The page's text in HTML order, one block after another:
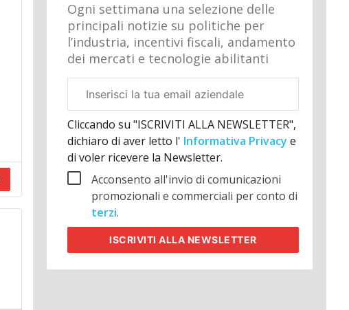
Ogni settimana una selezione delle
principali notizie su politiche per
l’industria, incentivi fiscali, andamento
dei mercati e tecnologie abilitanti
aziendale
Cliccando su "ISCRIVITI ALLA NEWSLETTER",
dichiaro di aver letto l' Informativa Privacye
di voler ricevere la Newsletter.
Acconsento all'invio di comunicazioni
promozionali e commerciali per conto di
terzi.
ISCRIVITIALLA NEWSLETTER